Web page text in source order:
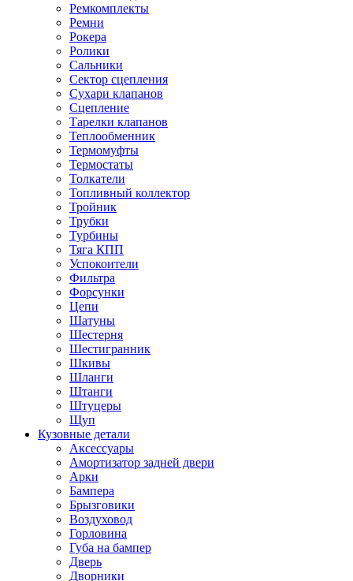
Ремкомплекты
Ремни
Рокера
Ролики
Сальники
Сектор сцепления
Сухари клапанов
Сцепление
Тарелки клапанов
Теплообменник
Термомуфты
Термостаты
Толкатели
Топливный коллектор
Тройник
Трубки
Турбины
Тяга КПП
Успокоители
Фильтра
Форсунки
Цепи
Шатуны
Шестерня
Шестигранник
Шкивы
Шланги
Штанги
Штуцеры
Щуп
Кузовные детали
Аксессуары
Амортизатор задней двери
Арки
Бампера
Брызговики
Воздуховод
Горловина
Губа на бампер
Дверь
Дворники